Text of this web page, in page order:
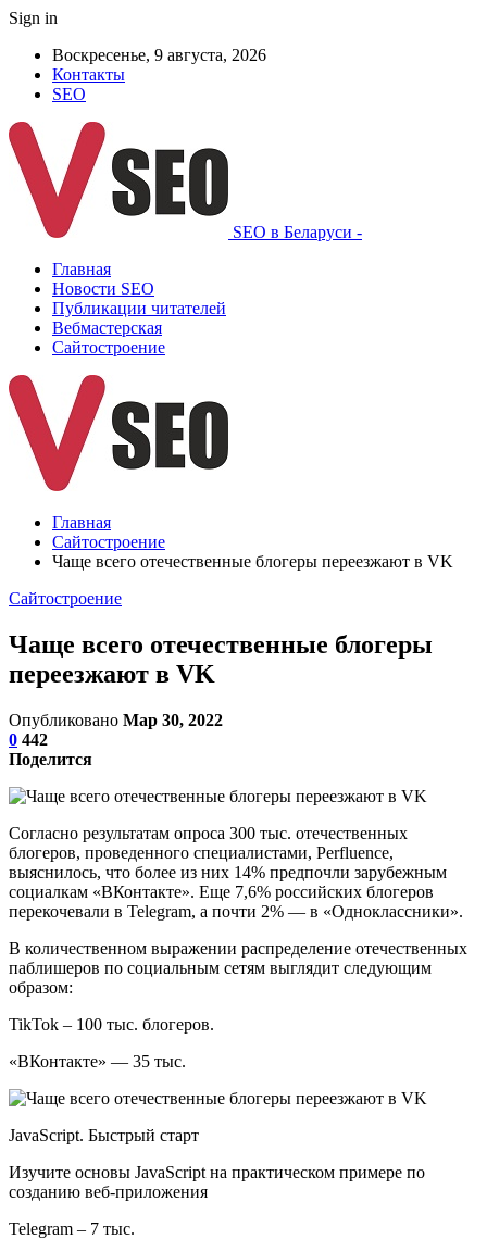
Sign in
Воскресенье, 9 августа, 2026
Контакты
SEO
SEO в Беларуси -
Главная
Новости SEO
Публикации читателей
Вебмастерская
Сайтостроение
Главная
Сайтостроение
Чаще всего отечественные блогеры переезжают в VK
Сайтостроение
Чаще всего отечественные блогеры
переезжают в VK
Опубликовано Мар 30, 2022
0 442
Поделится
Согласно результатам опроса 300 тыс. отечественных
блогеров, проведенного специалистами, Perfluence,
выяснилось, что более из них 14% предпочли зарубежным
социалкам «ВКонтакте». Еще 7,6% российских блогеров
перекочевали в Telegram, а почти 2% — в «Одноклассники».
В количественном выражении распределение отечественных
паблишеров по социальным сетям выглядит следующим
образом:
TikTok – 100 тыс. блогеров.
«ВКонтакте» — 35 тыс.
JavaScript. Быстрый старт
Изучите основы JavaScript на практическом примере по
созданию веб-приложения
Telegram – 7 тыс.